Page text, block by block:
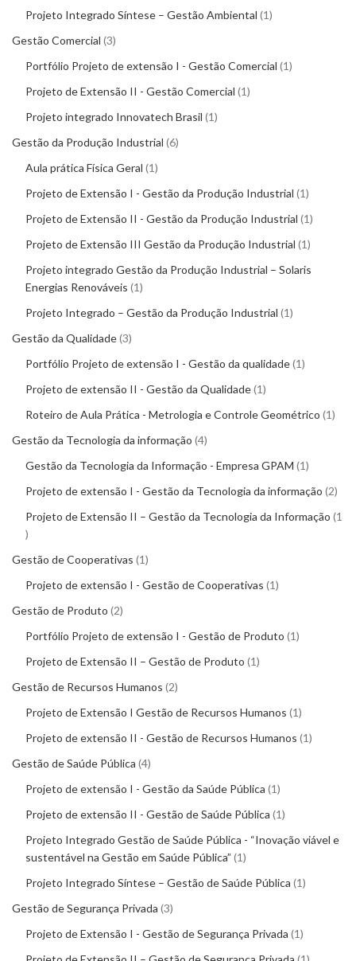
Projeto Integrado Síntese – Gestão Ambiental 1
Gestão Comercial 3
Portfólio Projeto de extensão I - Gestão Comercial 1
Projeto de Extensão II - Gestão Comercial 1
Projeto integrado Innovatech Brasil 1
Gestão da Produção Industrial 6
Aula prática Física Geral 1
Projeto de Extensão I - Gestão da Produção Industrial 1
Projeto de Extensão II - Gestão da Produção Industrial 1
Projeto de Extensão III Gestão da Produção Industrial 1
Projeto integrado Gestão da Produção Industrial – Solaris
Energias Renováveis 1
Projeto Integrado – Gestão da Produção Industrial 1
Gestão da Qualidade 3
Portfólio Projeto de extensão I - Gestão da qualidade 1
Projeto de extensão II - Gestão da Qualidade 1
Roteiro de Aula Prática - Metrologia e Controle Geométrico 1
Gestão da Tecnologia da informação 4
Gestão da Tecnologia da Informação - Empresa GPAM 1
Projeto de extensão I - Gestão da Tecnologia da informação 2
Projeto de Extensão II – Gestão da Tecnologia da Informação 1
Gestão de Cooperativas 1
Projeto de extensão I - Gestão de Cooperativas 1
Gestão de Produto 2
Portfólio Projeto de extensão I - Gestão de Produto 1
Projeto de Extensão II – Gestão de Produto 1
Gestão de Recursos Humanos 2
Projeto de Extensão I Gestão de Recursos Humanos 1
Projeto de extensão II - Gestão de Recursos Humanos 1
Gestão de Saúde Pública 4
Projeto de extensão I - Gestão da Saúde Pública 1
Projeto de extensão II - Gestão de Saúde Pública 1
Projeto Integrado Gestão de Saúde Pública - “Inovação viável e
sustentável na Gestão em Saúde Pública” 1
Projeto Integrado Síntese – Gestão de Saúde Pública 1
Gestão de Segurança Privada 3
Projeto de Extensão I - Gestão de Segurança Privada 1